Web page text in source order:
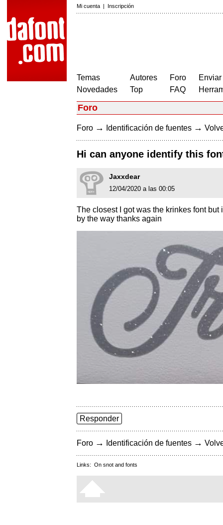
Mi cuenta | Inscripción
Temas
Novedades
Autores
Top
Foro
FAQ
Foro
Foro → Identificación de fuentes →
Hi can anyone identify this
Jaxxdear
12/04/2020 a las 00:05
The closest I got was the krinkes font
by the way thanks again
Responder
Foro → Identificación de fuentes →
Links: On snot and fonts